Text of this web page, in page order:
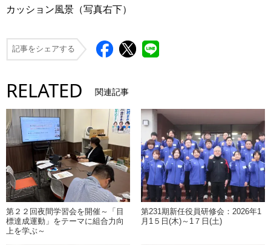
カッション風景（写真右下）
記事をシェアする
RELATED 関連記事
第２２回夜間学習会を開催～「目
標達成運動」をテーマに組合力向
上を学ぶ～
第231期新任役員研修会：2026年1
月1５日(木)～1７日(土)